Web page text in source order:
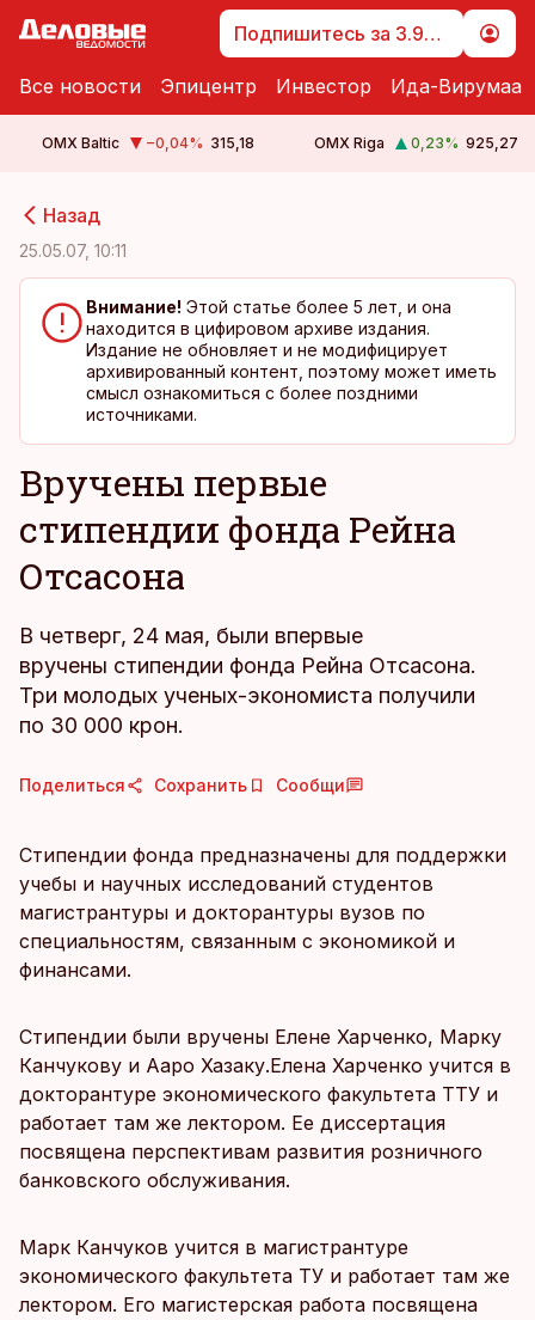
Подпишитесь за 3.99 €
Все новости Эпицентр Инвестор Ида-Вирумаа
OMX Baltic −0,04% 315,18 OMX Riga 0,23% 925,27
Назад
25.05.07, 10:11
Внимание! Этой статье более 5 лет, и она
находится в цифировом архиве издания.
Издание не обновляет и не модифицирует
архивированный контент, поэтому может иметь
смысл ознакомиться с более поздними
источниками.
Вручены первые
стипендии фонда Рейна
Отсасона
В четверг, 24 мая, были впервые
вручены стипендии фонда Рейна Отсасона.
Три молодых ученых-экономиста получили
по 30 000 крон.
Поделиться Сохранить Сообщи
Стипендии фонда предназначены для поддержки
учебы и научных исследований студентов
магистрантуры и докторантуры вузов по
специальностям, связанным с экономикой и
финансами.
Стипендии были вручены Елене Харченко, Марку
Канчукову и Ааро Хазаку.Елена Харченко учится в
докторантуре экономического факультета ТТУ и
работает там же лектором. Ее диссертация
посвящена перспективам развития розничного
банковского обслуживания.
Марк Канчуков учится в магистрантуре
экономического факультета ТУ и работает там же
лектором. Его магистерская работа посвящена